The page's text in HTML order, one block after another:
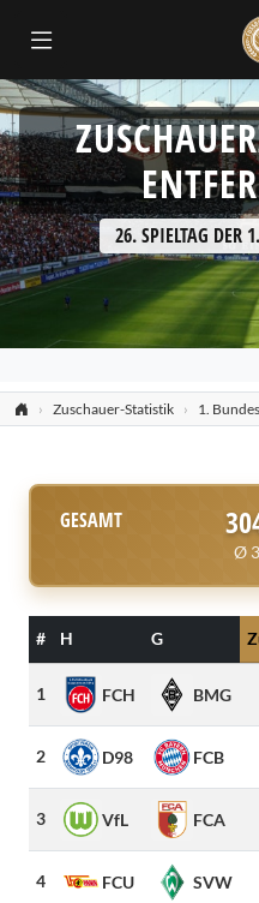
26. SPIELTAG DER
Zuschauer-Statistik 1.
GESAMT
Ø
# H G
1 FCH BMG
2 D98 FCB
3 VfL FCA
4 FCU SVW